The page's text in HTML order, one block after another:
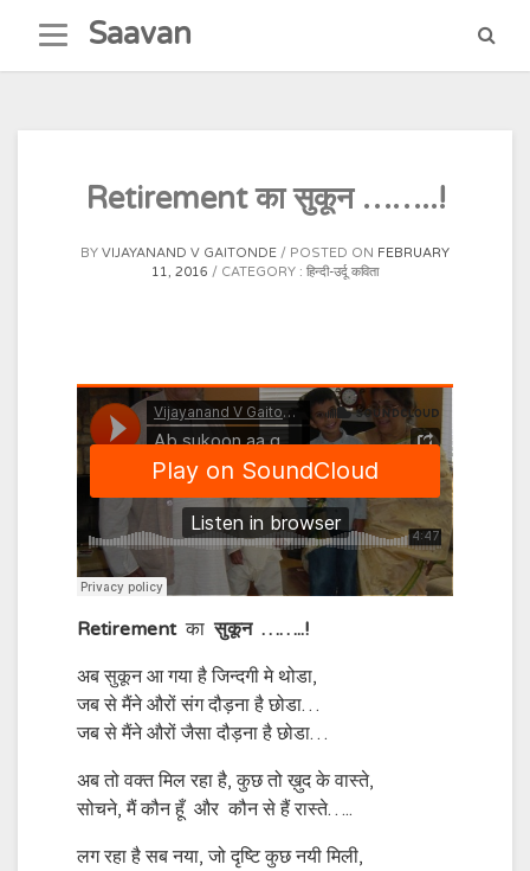
content
Saavan
Retirement का सुकून ……..!
BY VIJAYANAND V GAITONDE POSTED ON FEBRUARY
11, 2016
CATEGORY : हिन्दी-उर्दू कविता
Retirementका सुकून ……..!
अब सुकून आ गया है जिन्दगी मे थोडा,
जब से मैंने औरों संग दौड़ना है छोडा…
जब से मैंने औरों जैसा दौड़ना है छोडा…
अब तो वक्त मिल रहा है, कुछ तो ख़ुद के वास्ते,
सोचने, मैं कौन हूँ और कौन से हैं रास्ते…..
लग रहा है सब नया, जो दृष्टि कुछ नयी मिली,